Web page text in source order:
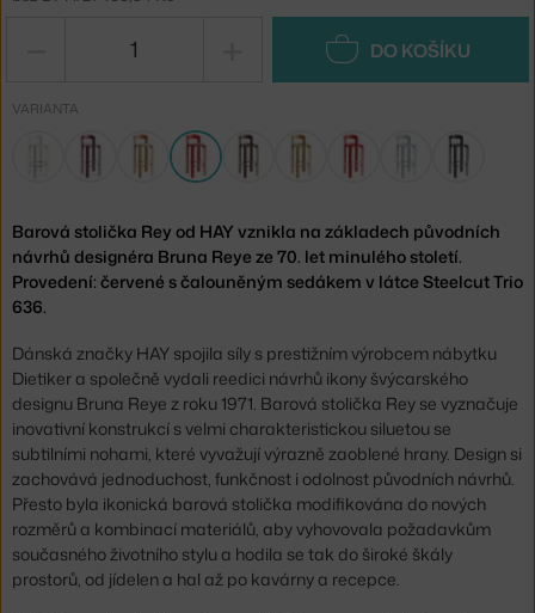
DO KOŠÍKU
VARIANTA
Barová stolička Rey od HAY vznikla na základech původních
návrhů designéra Bruna Reye ze 70. let minulého století.
Provedení: červené s čalouněným sedákem v látce Steelcut Trio
636.
Dánská značky HAY spojila síly s prestižním výrobcem nábytku
Dietiker a společně vydali reedici návrhů ikony švýcarského
designu Bruna Reye z roku 1971. Barová stolička Rey se vyznačuje
inovativní konstrukcí s velmi charakteristickou siluetou se
subtilními nohami, které vyvažují výrazně zaoblené hrany. Design si
zachovává jednoduchost, funkčnost i odolnost původních návrhů.
Přesto byla ikonická barová stolička modifikována do nových
rozměrů a kombinací materiálů, aby vyhovovala požadavkům
současného životního stylu a hodila se tak do široké škály
prostorů, od jídelen a hal až po kavárny a recepce.